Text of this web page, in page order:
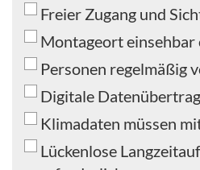
Freier Zugang und
Montageort
Personen regelmäßig
Digitale
Klimadaten müssen
Lückenlose